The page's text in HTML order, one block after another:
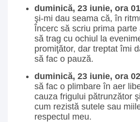
duminică, 23 iunie, ora
şi-mi dau seama că, în
Încerc să scriu prima
să trag cu ochiul la
promiţător, dar treptat îmi
să fac o pauză.
duminică, 23 iunie, ora
să fac o plimbare în aer
cauza frigului pătrunzător
cum rezistă sutele sau
respectul meu.